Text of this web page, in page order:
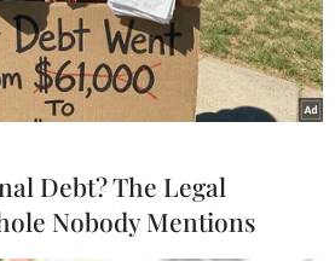
Debt? The Legal
Nobody Mentions